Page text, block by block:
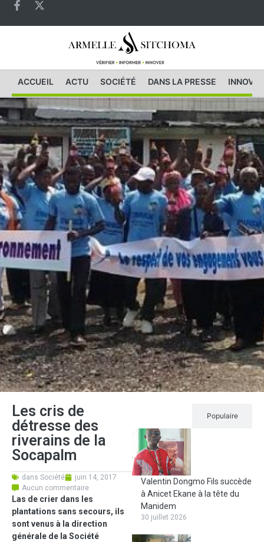
ACCUEIL ACTU SOCIÉTÉ DANS LA PRESSE
Les cris de
détresse des
riverains de la
Socapalm
dans Société
juin 14, 2017
Aucun commentaire
Las de crier dans les
plantations sans secours, ils
sont venus à la direction
générale de la Société
Populaire
Valentin Dongmo Fils succède
à Anicet Ekane à la tête du
Manidem
30 juillet 2026